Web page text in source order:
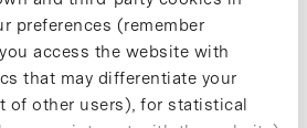
preferences (remember
access the website with
that may differentiate your
of other users), for statistical
per recaptar fons per a la
@ 09:00- 11:30